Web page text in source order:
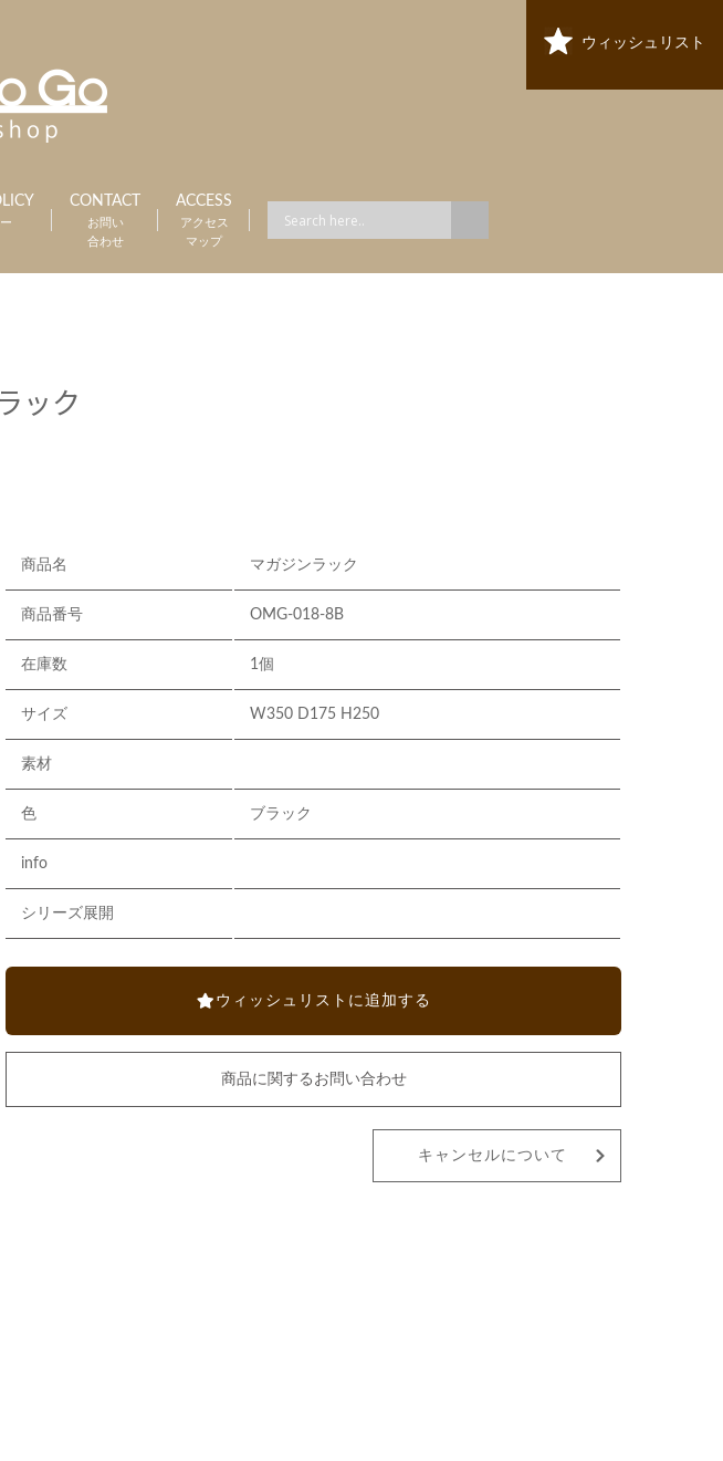
ウィッシュリスト
CONTACT
お問い
合わせ
ACCESS
アクセス
マップ
ック
商品名 マガジンラック
商品番号 OMG-018-8B
在庫数 1個
サイズ W350 D175 H250
素材
色 ブラック
info
シリーズ展開
ウィッシュリストに追加する
商品に関するお問い合わせ
キャンセルについて